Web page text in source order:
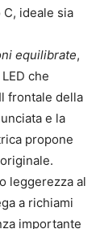
ideale sia
equilibrate,
che
frontale della
e la
propone
leggerezza al
a richiami
importante